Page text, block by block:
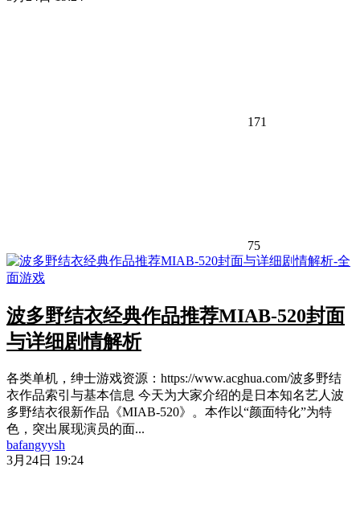
171
75
波多野结衣经典作品推荐MIAB-520封面
与详细剧情解析
各类单机，绅士游戏资源：https://www.acghua.com/波多野结
衣作品索引与基本信息 今天为大家介绍的是日本知名艺人波
多野结衣很新作品《MIAB-520》。本作以“颜面特化”为特
色，突出展现演员的面...
bafangyysh
3月24日 19:24